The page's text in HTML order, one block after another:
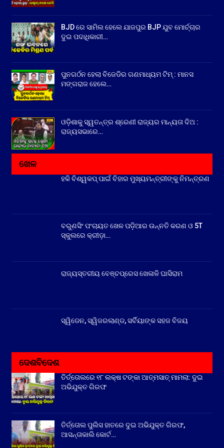
BJD ରେ ସାମିଲ ହେଲେ ଯାଜପୁର BJP ଯୁବ ମୋର୍ଚ୍ଚାର
ଦୁଇ ପଦାଧିକାରୀ…
ପୁନଗର୍ଠନ ହେଲା ବିଜେଡିର ଗଣମାଧ୍ୟମ ଟିମ୍ : ମାନସ
ମଙ୍ଗରାଜ ହେଲେ…
ଓଡ଼ିଶାକୁ ସ୍ୱତନ୍ତ୍ର ଶ୍ରେଣୀ ରାଜ୍ୟର ମାନ୍ୟତା ଦିଅ :
ରାଜ୍ୟସଭାରେ…
ଖେଳ
ହକି ବିଶ୍ୱକପ୍ ପାଇଁ ବିହାର ମୁଖ୍ୟମନ୍ତ୍ରୀଙ୍କୁ ନିମନ୍ତ୍ରଣ
ବରୁଣସିଂ ପଂଚାୟତ ଖେଳ ପଡ଼ିଆର ଉନ୍ନତି କରଣ ଓ 5T
ସ୍କୁଲରେ କ୍ରୀଡ଼ା…
ରାଜ୍ୟସ୍ତରୀୟ ବେଞ୍ଚପ୍ରେସ ଖେଳାଳି ଘାସିରାମ
ସ୍ୱିଡେନ, ସ୍ୱିଜରଲାଣ୍ଡ, ସର୍ବିୟାଙ୍କ ସହଜ ବିଜୟ
ଦେଶବିଦେଶ
ତିର୍ତ୍ତୋଲରେ ୧୮ ଲକ୍ଷ ଟଙ୍କା ଆତ୍ମସାତ୍ ମାମଲା: ଦୁଇ
ଅଭିଯୁକ୍ତ ଗିରଫ
ତିର୍ତ୍ତୋଲ ପୁଲିସ ହାତରେ ଦୁଇ ଅଭିଯୁକ୍ତ ଗିରଫ,
ଆସନ୍ତାକାଲି କୋର୍ଟ…